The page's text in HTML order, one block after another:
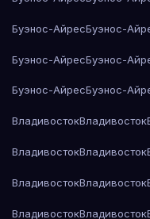
Буэнос-АйресБуэнос-
Буэнос-АйресБуэнос-
Буэнос-АйресБуэнос-
ВладивостокВладивосток
ВладивостокВладивосток
ВладивостокВладивосток
ВладивостокВладивосток